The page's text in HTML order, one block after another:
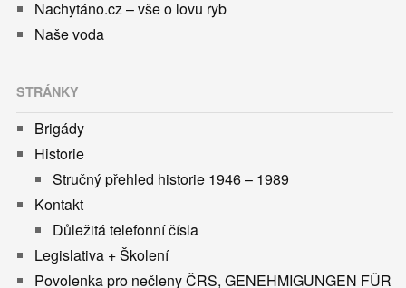
Nachytáno.cz – vše o lovu ryb
Naše voda
STRÁNKY
Brigády
Historie
Stručný přehled historie 1946 – 1989
Kontakt
Důležitá telefonní čísla
Legislativa + Školení
Povolenka pro nečleny ČRS, GENEHMIGUNGEN FÜR